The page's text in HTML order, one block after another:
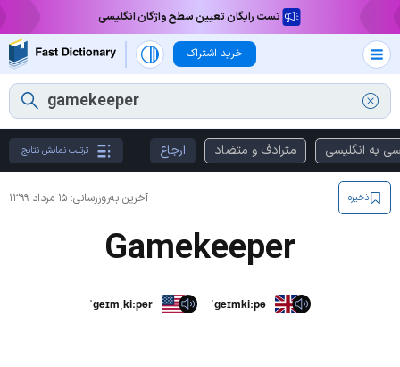
تست رایگان تعیین سطح واژگان انگلیسی
خرید اشتراک
به انگلیسی مترادف و متضاد ارجاع ترتیب نمایش نتایج
آخرین به‌روزرسانی: ۱۵ مرداد ۱۳۹۹ ذخیره
Gamekeeper
ˈɡeɪmˌkiːpər ˈɡeɪmkiːpə